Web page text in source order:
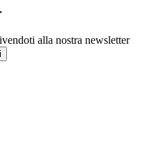
alla nostra newsletter